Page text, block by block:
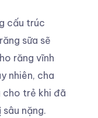
cấu trúc
sữa sẽ
răng vĩnh
nhiên, cha
cho trẻ khi đã
nặng.